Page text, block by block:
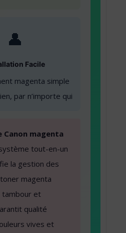
👤
Facile
magenta simple
par n’importe qui
Canon magenta
tout-en-un
la gestion des
magenta
tambour et
qualité
vives et